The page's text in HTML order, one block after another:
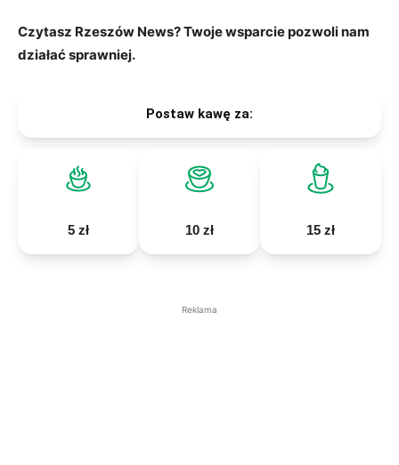
Czytasz Rzeszów News? Twoje wsparcie pozwoli nam
działać sprawniej.
Postaw kawę za:
5 zł 10 zł 15 zł
Reklama